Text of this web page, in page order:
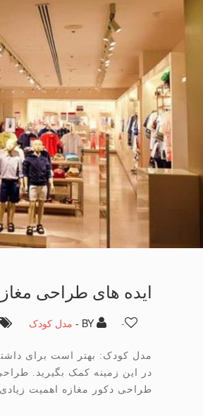
ایده های طراحی
BY - مدل کودک -
مدل کودک: بهتر است برای
در این زمینه کمک بگیرید.
طراحی دکور مغازه اهمیت